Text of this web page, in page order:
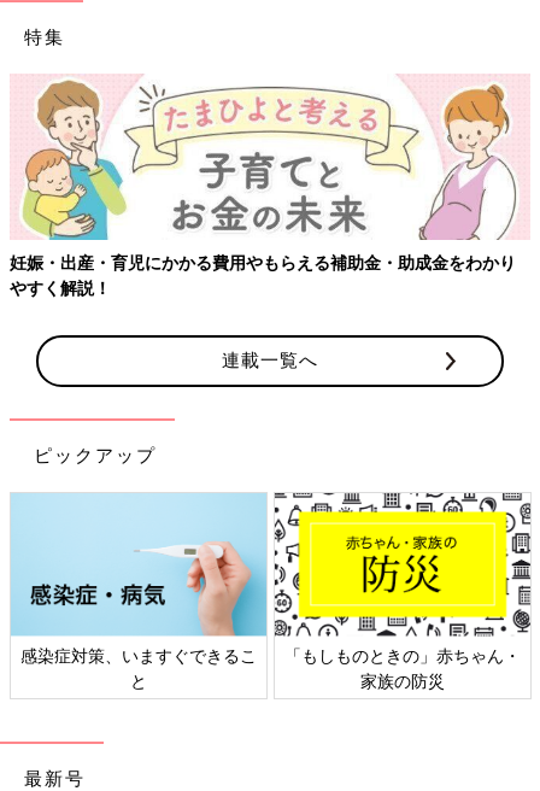
特集
妊娠・出産・育児にかかる費用やもらえる補助金・助成金をわかり
やすく解説！
連載一覧へ
ピックアップ
感染症対策、いますぐできるこ
と
「もしものときの」赤ちゃん・
家族の防災
最新号